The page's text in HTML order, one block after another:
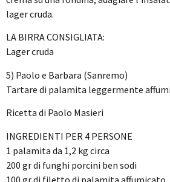
lager cruda.
LA BIRRA CONSIGLIATA:
Lager cruda
5) Paolo e Barbara (Sanremo)
Tartare di palamita leggermente
Ricetta di Paolo Masieri
INGREDIENTI PER 4 PERSONE
1 palamita da 1,2 kg circa
200 gr di funghi porcini ben sodi
100 gr di filetto di palamita affumicato